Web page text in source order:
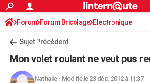
ACTUALITÉS
Politique
Société
Faits Divers
Education
Monde
Villes
+
FINANCE
S'inscrire
Connexion
Forum Forum Bricolage Electronique
Sujet Précédent
Mon volet roulant ne veut pus
Nathalie- Modifié le 23 déc. 2012 à 11:37